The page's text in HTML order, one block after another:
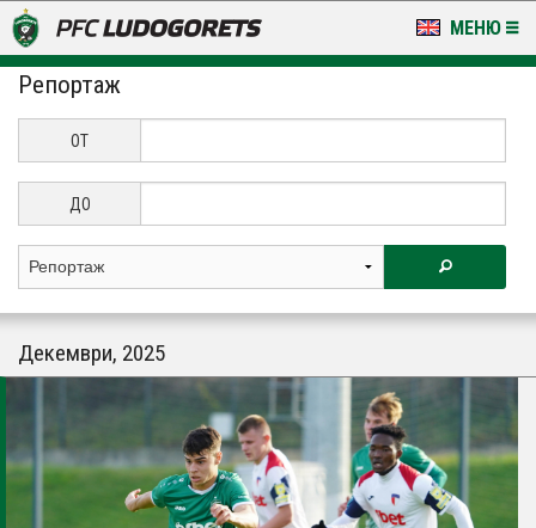
МЕНЮ
НОВИНИ & ГАЛЕРИИ
LUDOGORETS TV
СТАДИОН & БАЗИ
ЗА ФЕНОВЕ
Репортаж
ОТ
ДО
Декември, 2025